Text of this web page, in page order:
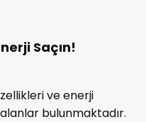
Saçın!
ve enerji
bulunmaktadır.